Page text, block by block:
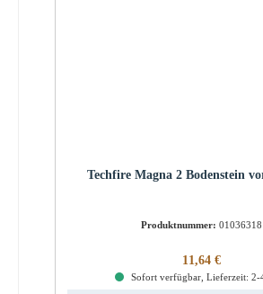
Techfire Magna 2 Bodenstein
Produktnummer: 01036318
Regulärer Preis:
11,64 €
Sofort verfügbar, Lieferzeit: 2-